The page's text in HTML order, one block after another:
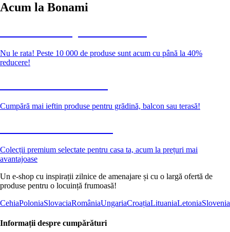
Acum la Bonami
Nu le rata! Peste 10 000 de produse sunt acum cu până la 40%
reducere!
Cumpără mai ieftin produse pentru grădină, balcon sau terasă!
Colecții premium selectate pentru casa ta, acum la prețuri mai
avantajoase
Un e-shop cu inspirații zilnice de amenajare și cu o largă ofertă de
produse pentru o locuință frumoasă!
CehiaPoloniaSlovaciaRomâniaUngariaCroațiaLituaniaLetoniaSlovenia
Informații despre cumpărături